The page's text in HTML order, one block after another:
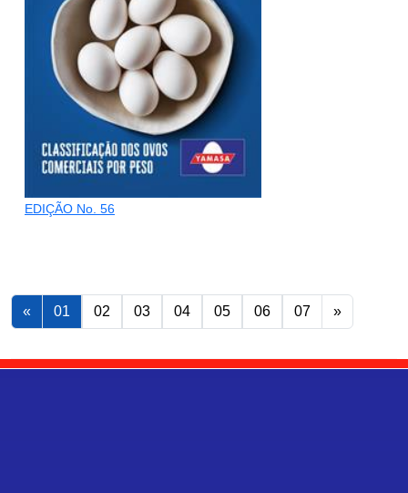
EDIÇÃO No. 56
« 01 02 03 04 05 06 07 »